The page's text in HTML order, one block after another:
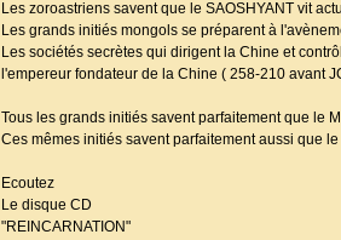
Les zoroastriens savent que le SAOSHYANT vit
Les grands initiés mongols se préparent à
Les sociétés secrètes qui dirigent la Chine et
l'empereur fondateur de la Chine ( 258-210 avant
Tous les grands initiés savent parfaitement que le
Ces mêmes initiés savent parfaitement aussi que
Ecoutez
Le disque CD
"REINCARNATION"